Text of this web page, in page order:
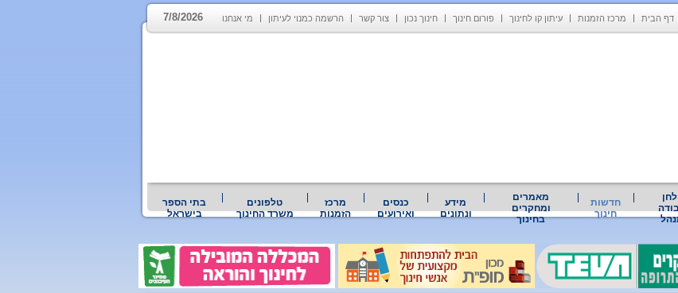
דף הבית מרכז הזמנות עיתון קו לחינוך פורום חינוך חינוך נכון צור קשר הרשמה כמנוי לעיתון מי אנחנו 7/8/2026
חדשות
חינוך
מאמרים
ומחקרים
בחינוך
מידע
ונתונים
כנסים
ואירועים
מרכז
הזמנות
טלפונים
משרד החינוך
בתי הספר
בישראל